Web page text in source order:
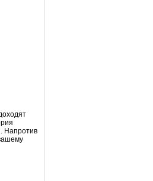
Напротив